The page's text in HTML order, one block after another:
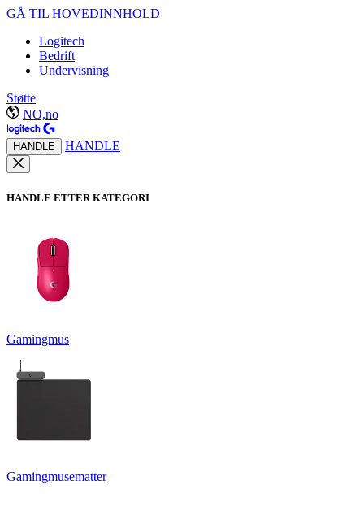
GÅ TIL HOVEDINNHOLD
Logitech
Bedrift
Undervisning
Støtte
NO,no
HANDLE HANDLE
HANDLE ETTER KATEGORI
Gamingmus
Gamingmusematter